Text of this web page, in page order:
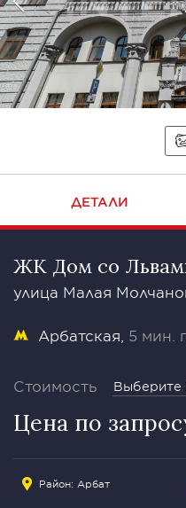
ДЕТАЛИ
ЖК Дом со
улица Малая
Арбатская 5 мин.
Стоимость Выберите
Цена по
Район: Арбат